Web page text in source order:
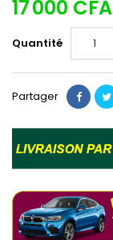
17 000 CFA
Quantité
Partager